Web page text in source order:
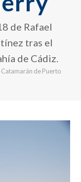
de Rafael
tras el
de Cádiz.
Catamarán de Puerto